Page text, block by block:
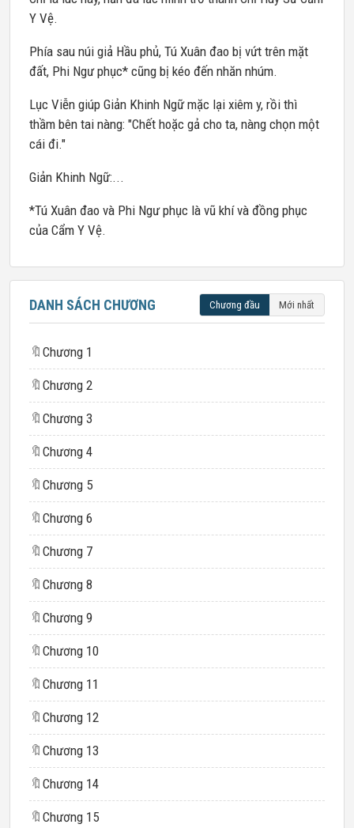
Y Vệ.
Phía sau núi giả Hầu phủ, Tú Xuân đao bị vứt trên mặt
đất, Phi Ngư phục* cũng bị kéo đến nhăn nhúm.
Lục Viễn giúp Giản Khinh Ngữ mặc lại xiêm y, rồi thì
thầm bên tai nàng: "Chết hoặc gả cho ta, nàng chọn một
cái đi."
Giản Khinh Ngữ:...
*Tú Xuân đao và Phi Ngư phục là vũ khí và đồng phục
của Cẩm Y Vệ.
DANH SÁCH CHƯƠNG Chương đầu Mới nhất
🔖 Chương 1
🔖 Chương 2
🔖 Chương 3
🔖 Chương 4
🔖 Chương 5
🔖 Chương 6
🔖 Chương 7
🔖 Chương 8
🔖 Chương 9
🔖 Chương 10
🔖 Chương 11
🔖 Chương 12
🔖 Chương 13
🔖 Chương 14
🔖 Chương 15